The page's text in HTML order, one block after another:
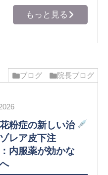
もっと見る
ブログ 院長ブログ
粉症の新しい治
レア皮下注
内服薬が効かな